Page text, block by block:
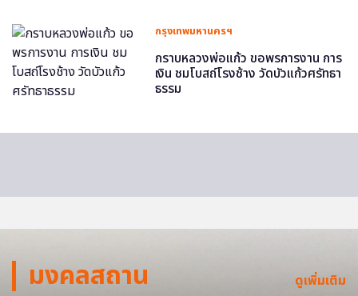
กรุงเทพมหานครฯ
กราบหลวงพ่อแก้ว ขอพรการงาน การ
เงิน ชมโบสถ์โรงช้าง วัดบัวแก้วศรัทธา
ธรรม
มงคลสถาน ดูเพิ่มเติม